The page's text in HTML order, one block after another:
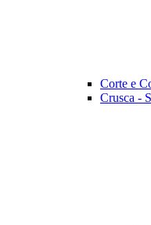
Corte e
Crusca -